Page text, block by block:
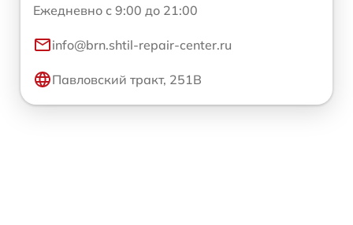
Ежедневно с 9:00 до 21:00
info@brn.shtil-repair-center.ru
Павловский тракт, 251В